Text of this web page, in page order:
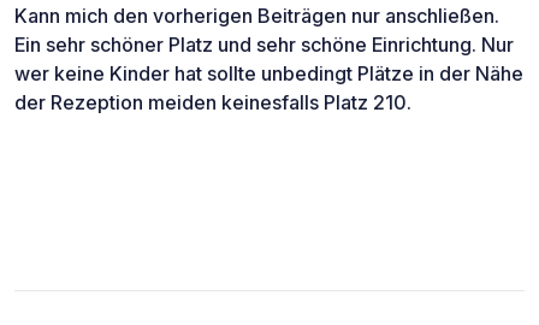
Kann mich den vorherigen Beiträgen nur anschließen.
Ein sehr schöner Platz und sehr schöne Einrichtung. Nur
wer keine Kinder hat sollte unbedingt Plätze in der Nähe
der Rezeption meiden keinesfalls Platz 210.